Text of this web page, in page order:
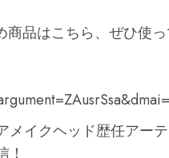
品はこちら、ぜひ使
メイクヘッド歴任アー
！